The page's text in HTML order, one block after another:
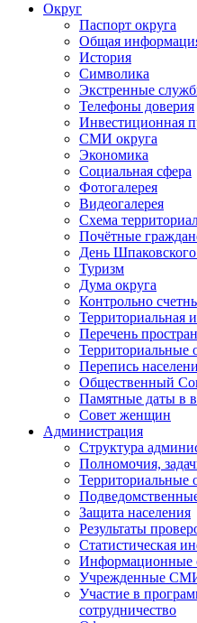
Округ
Паспорт округа
Общая
История
Символика
Экстренные
Телефоны доверия
Инвестиционная
СМИ округа
Экономика
Социальная сфера
Фотогалерея
Видеогалерея
Схема
Почётные
День
Туризм
Дума округа
Контрольно
Территориальная
Перечень
Территориальные
Перепись
Общественный
Памятные даты в
Совет женщин
Администрация
Структура
Полномочия,
Территориальные
Защита населения
Результаты
Статистическая
Информационные
Учрежденные
Участие в
сотрудничество